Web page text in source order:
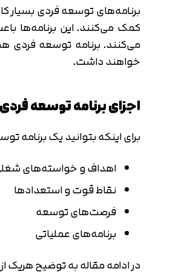
برنامه‌های توسعه فردی بسیار
کمک می‌کنند. این برنامه‌ها
می‌کنند. برنامه توسعه فردی
خواهند داشت.
اجزای برنامه توسعه فردی
برای اینکه بتوانید یک برنامه
اهداف و خواسته‌های
نقاط قوت و استعدادها
فرصت‌های توسعه
برنامه‌های عملیاتی
در ادامه مقاله به توضیح هریک